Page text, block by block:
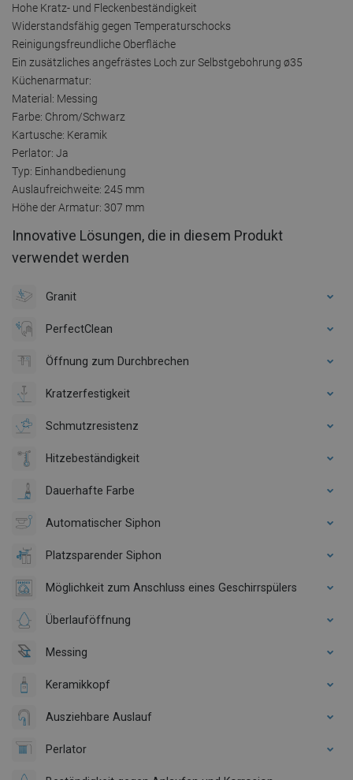
Hohe Kratz- und Fleckenbeständigkeit
Widerstandsfähig gegen Temperaturschocks
Reinigungsfreundliche Oberfläche
Ein zusätzliches angefrästes Loch zur Selbstgebohrung ø35
Küchenarmatur:
Material: Messing
Farbe: Chrom/Schwarz
Kartusche: Keramik
Perlator: Ja
Typ: Einhandbedienung
Auslaufreichweite: 245 mm
Höhe der Armatur: 307 mm
Innovative Lösungen, die in diesem Produkt
verwendet werden
Granit
PerfectClean
Öffnung zum Durchbrechen
Kratzerfestigkeit
Schmutzresistenz
Hitzebeständigkeit
Dauerhafte Farbe
Automatischer Siphon
Platzsparender Siphon
Möglichkeit zum Anschluss eines Geschirrspülers
Überlauföffnung
Messing
Keramikkopf
Ausziehbare Auslauf
Perlator